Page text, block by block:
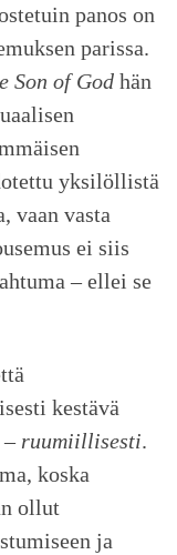
panos on
parissa.
Son of God hän
yksilöllistä
vaan vasta
ei siis
– ellei se
kestävä
– ruumiillisesti.
koska
ollut
ja